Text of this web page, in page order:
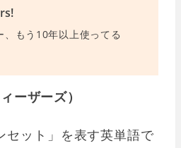
、もう10年以上使ってる
ーザーズ）
セット」を表す英単語で